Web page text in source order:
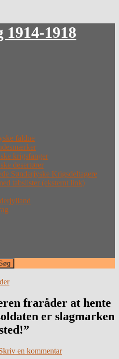
1918
faldne
krigsfanger
desertører
Sønderjyske Krigsdeltagere
tabslister (eksternt link)
fraråder at hente
er slagmarken
en kommentar